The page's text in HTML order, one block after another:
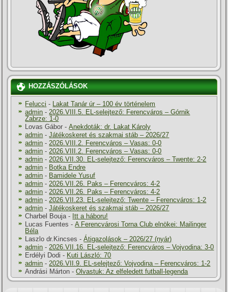
HOZZÁSZÓLÁSOK
Felucci - Lakat Tanár úr – 100 év történelem
admin -2026.VIII.5. EL-selejtező: Ferencváros – Górnik
Zabrze: 1-0
Lovas Gábor -Anekdoták: dr. Lakat Károly
admin -Játékoskeret és szakmai stáb – 2026/27
admin -2026.VIII.2. Ferencváros – Vasas: 0-0
admin -2026.VIII.2. Ferencváros – Vasas: 0-0
admin -2026.VII.30. EL-selejtező: Ferencváros – Twente: 2-2
admin - Botka Endre
admin - Bamidele Yusuf
admin -2026.VII.26. Paks – Ferencváros: 4-2
admin -2026.VII.26. Paks – Ferencváros: 4-2
admin -2026.VII.23. EL-selejtező: Twente – Ferencváros: 1-2
admin -Játékoskeret és szakmai stáb – 2026/27
Charbel Bouja- Itt a háboru!
Lucas Fuentes -A Ferencvárosi Torna Club elnökei: Mailinger
Béla
Laszlo dr.Kincses -Átigazolások – 2026/27 (nyár)
admin -2026.VII.16. EL-selejtező: Ferencváros – Vojvodina: 3-0
Erdélyi Dodi - Kuti László: 70
admin -2026.VII.9. EL-selejtező: Vojvodina – Ferencváros: 1-2
Andrási Márton -Olvastuk: Az elfeledett futball-legenda